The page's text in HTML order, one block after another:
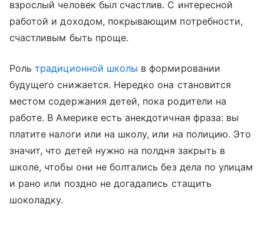
взрослый человек был счастлив. С интересной
работой и доходом, покрывающим потребности,
счастливым быть проще.
Рольтрадиционной школы в формировании
будущего снижается. Нередко она становится
местом содержания детей, пока родители на
работе. В Америке есть анекдотичная фраза: вы
платите налоги или на школу, или на полицию. Это
значит, что детей нужно на полдня закрыть в
школе, чтобы они не болтались без дела по улицам
и рано или поздно не догадались стащить
шоколадку.